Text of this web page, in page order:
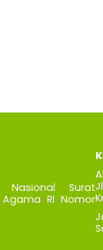
Surat
RI Nomor